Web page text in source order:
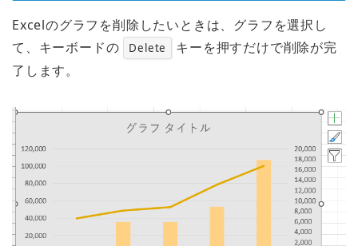
Excelのグラフを削除したいときは、グラフを選択し
て、キーボードの
Delete
キーを押すだけで削除が完
了します。